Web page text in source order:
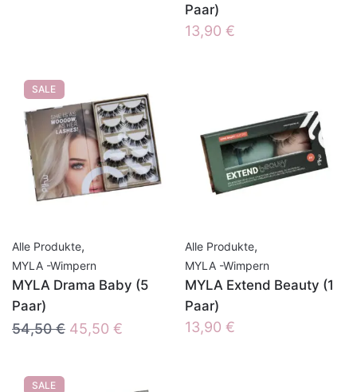
Paar)
13,90 €
SALE
Alle Produkte,
MYLA -Wimpern
MYLA Drama Baby (5
Paar)
54,50€ Ursprünglicher
45,50 €
Alle Produkte,
MYLA -Wimpern
MYLA Extend Beauty (1
Paar)
13,90 €
SALE